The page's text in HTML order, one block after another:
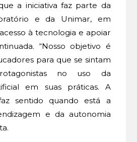
a iniciativa faz parte da
e da Unimar, em
à tecnologia e apoiar
“Nosso objetivo é
para que se sintam
no uso da
em suas práticas. A
sentido quando está a
e da autonomia